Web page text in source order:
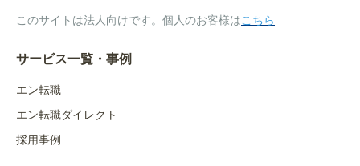
このサイトは法人向けです。個人のお客様はこちら
サービス一覧・事例
エン転職
エン転職ダイレクト
採用事例